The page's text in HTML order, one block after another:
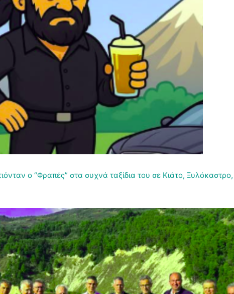
ο “Φραπές” στα συχνά ταξίδια του σε Κιάτο, Ξυλόκαστρο,